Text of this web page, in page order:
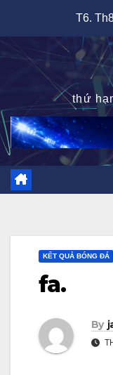
content
T6.
thứ
KẾT QUẢ BÓNG ĐÁ
fa.
By